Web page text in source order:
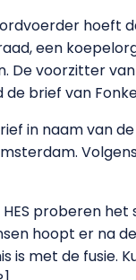
hoeft
een
De voorzitter
de brief van
in naam van
proberen
hoopt er na
is met de fusie.